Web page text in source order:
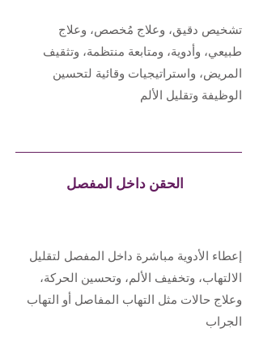
تشخيص دقيق، وعلاج مُخصص، وعلاج
طبيعي، وأدوية، ومتابعة منتظمة، وتثقيف
المريض، واستراتيجيات وقائية لتحسين
الوظيفة وتقليل الألم
الحقن داخل المفصل
إعطاء الأدوية مباشرة داخل المفصل لتقليل
الالتهاب، وتخفيف الألم، وتحسين الحركة،
وعلاج حالات مثل التهاب المفاصل أو التهاب
الجراب